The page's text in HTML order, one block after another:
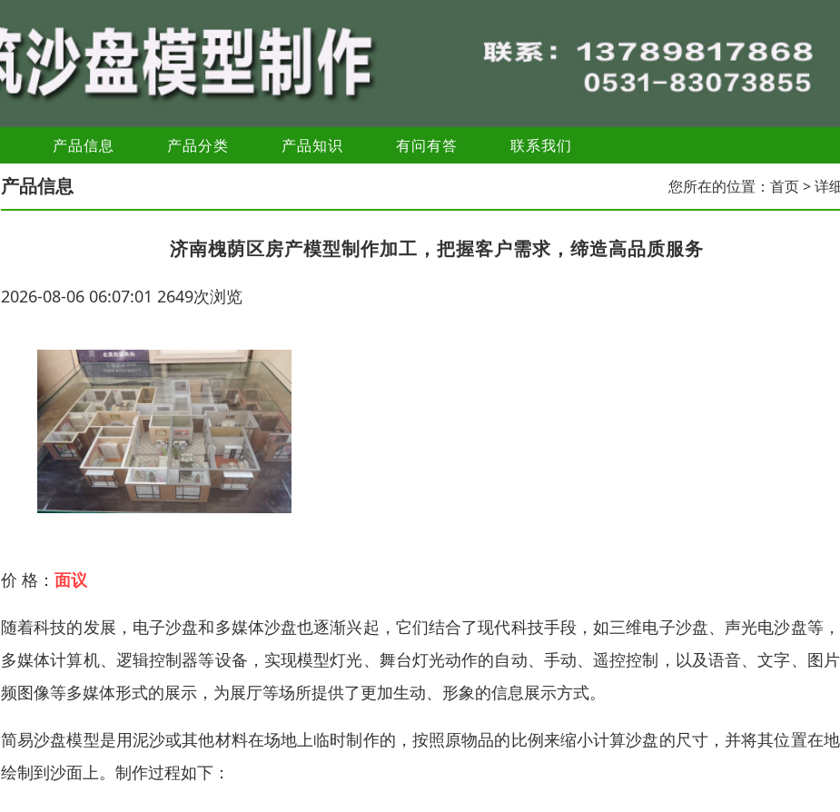
产品信息 产品分类 产品知识 有问有答 联系我们
产品信息 您所在的位置： 首页> 详
济南槐荫区房产模型制作加工，把握客户需求，缔造高品质服务
2026-08-06 06:07:01 2649次浏览
价 格： 面议
随着科技的发展，电子沙盘和多媒体沙盘也逐渐兴起，它们结合了现代科技手段，如三维电子沙盘、声光电沙盘等
多媒体计算机、逻辑控制器等设备，实现模型灯光、舞台灯光动作的自动、手动、遥控控制，以及语音、文字、图
频图像等多媒体形式的展示，为展厅等场所提供了更加生动、形象的信息展示方式。
简易沙盘模型是用泥沙或其他材料在场地上临时制作的，按照原物品的比例来缩小计算沙盘的尺寸，并将其位置在
绘制到沙面上。制作过程如下：